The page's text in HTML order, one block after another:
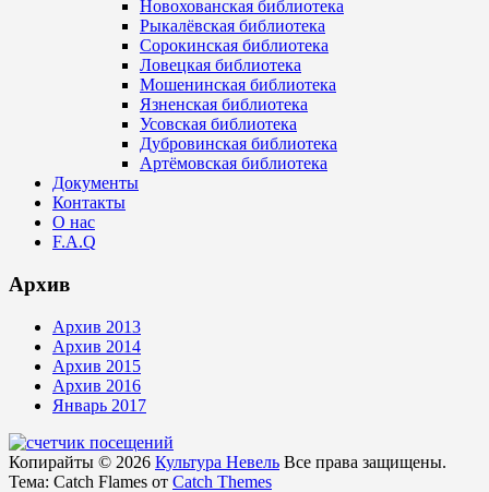
Новохованская библиотека
Рыкалёвская библиотека
Сорокинская библиотека
Ловецкая библиотека
Мошенинская библиотека
Язненская библиотека
Усовская библиотека
Дубровинская библиотека
Артёмовская библиотека
Документы
Контакты
О нас
F.A.Q
Архив
Архив 2013
Архив 2014
Архив 2015
Архив 2016
Январь 2017
Копирайты © 2026 Культура Невель Все права защищены.
Тема: Catch Flames от Catch Themes